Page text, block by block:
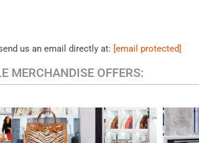
us an email directly at: [email protected]
MERCHANDISE OFFERS:
HANDBAGS & ACCESSORIES